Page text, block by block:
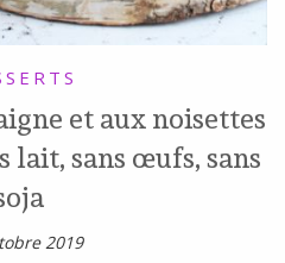
et aux noisettes
lait, sans œufs, sans
2019